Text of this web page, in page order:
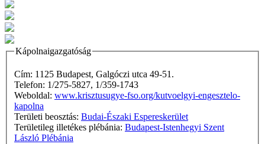
Kápolnaigazgatóság
Cím: 1125 Budapest, Galgóczi utca 49-51.
Telefon: 1/275-5827, 1/359-1743
Weboldal: www.krisztusugye-fso.org/kutvoelgyi-engesztelo-
kapolna
Területi beosztás: Budai-Északi Espereskerület
Területileg illetékes plébánia: Budapest-Istenhegyi Szent
László Plébánia